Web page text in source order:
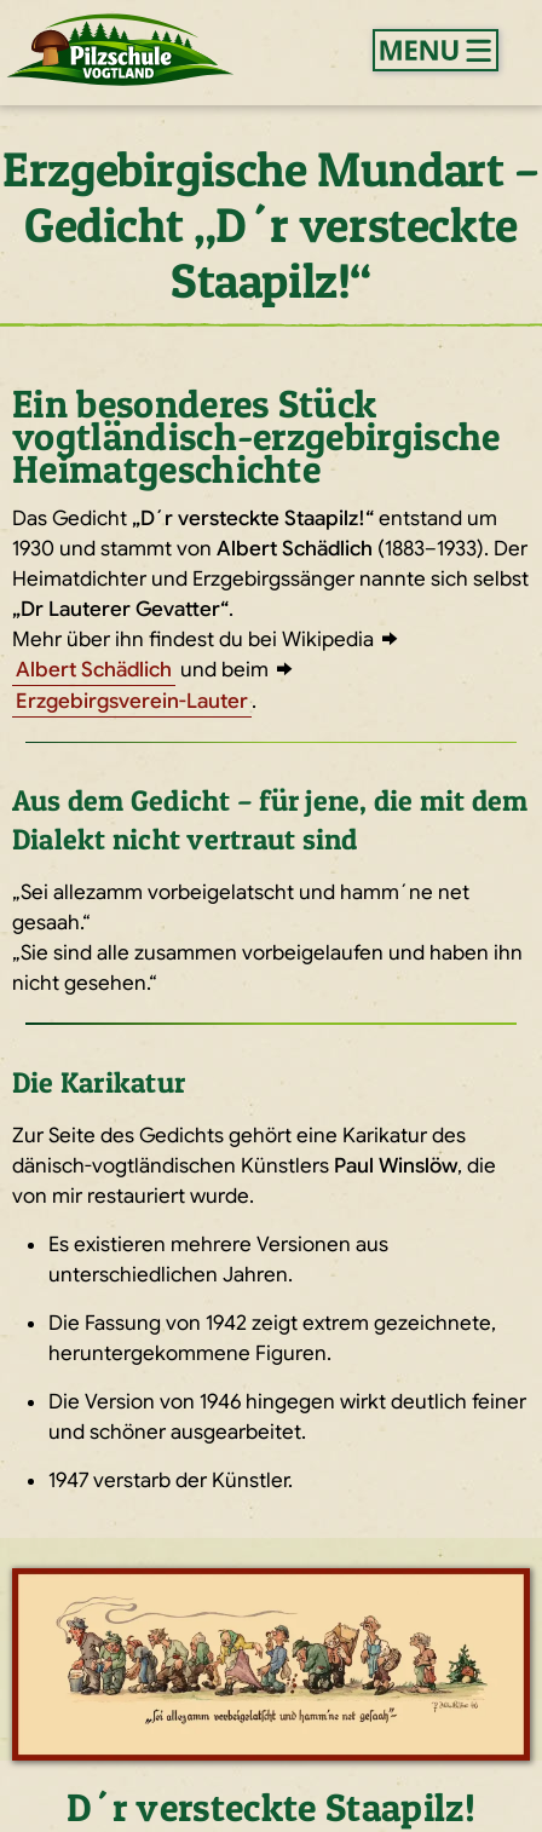
Erzgebirgische Mundart –
Gedicht „D´r versteckte
Staapilz!“
Ein besonderes Stück
vogtländisch-erzgebirgische
Heimatgeschichte
Das Gedicht „D´r versteckte Staapilz!“entstand um
1930 und stammt von Albert Schädlich (1883–1933). Der
Heimatdichter und Erzgebirgssänger nannte sich selbst
„Dr Lauterer Gevatter“.
Mehr über ihn findest du bei Wikipedia
Albert Schädlich und beim
Erzgebirgsverein-Lauter.
Aus dem Gedicht – für jene, die mit dem
Dialekt nicht vertraut sind
„Sei allezamm vorbeigelatscht und hamm´ne net
gesaah.“
„Sie sind alle zusammen vorbeigelaufen und haben ihn
nicht gesehen.“
Die Karikatur
Zur Seite des Gedichts gehört eine Karikatur des
dänisch-vogtländischen Künstlers Paul Winslöw, die
von mir restauriert wurde.
Es existieren mehrere Versionen aus
unterschiedlichen Jahren.
Die Fassung von 1942 zeigt extrem gezeichnete,
heruntergekommene Figuren.
Die Version von 1946 hingegen wirkt deutlich feiner
und schöner ausgearbeitet.
1947 verstarb der Künstler.
D´r versteckte Staapilz!